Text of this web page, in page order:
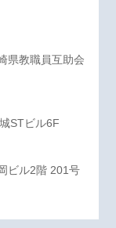
県教職員互助会
STビル6F
ビル2階 201号